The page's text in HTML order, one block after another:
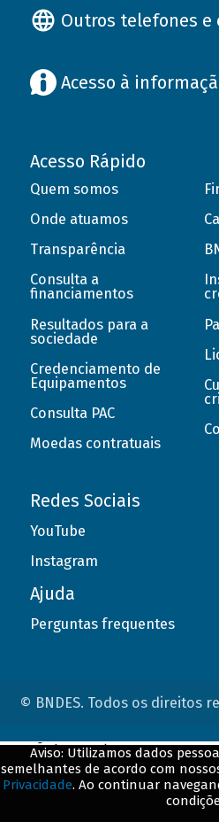
Outros telefones e
Acesso à
Acesso Rápido
Quem somos
Onde atuamos
Transparência
Consulta a
financiamentos
Resultados para a
sociedade
Credenciamento de
Equipamentos
Consulta PAC
Moedas contratuais
Redes Sociais
YouTube
Instagram
Ajuda
Perguntas frequentes
© BNDES. Todos os direitos
Aviso: Utilizamos dados
semelhantes de acordo com
Privacidade. Ao continuar
ConteÃºdo complementar
${title}${badge}